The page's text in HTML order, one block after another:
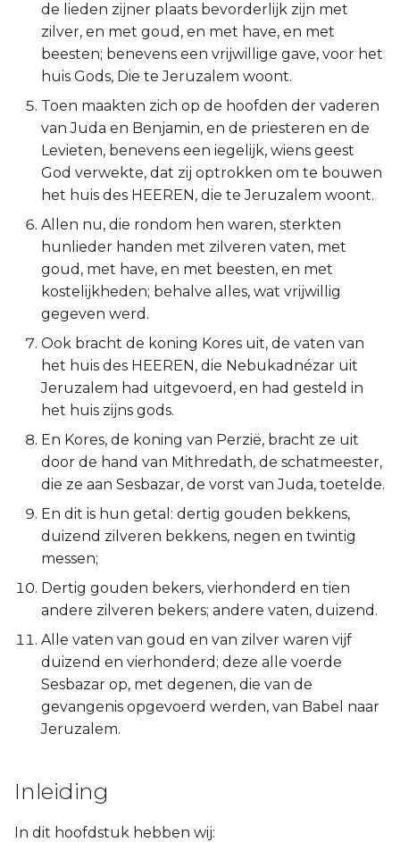
1 Thessalonicenzen
2 Thessalonicenzen
1 Timótheüs
2 Timótheüs
Titus
Filémon
Hebreeën
1 Petrus
2 Petrus
1 Johannes
2 Johannes
Judas
Openbaring
de lieden zijner plaats bevorderlijk zijn met
zilver, en met goud, en met have, en met
beesten; benevens een vrijwillige gave, voor het
huis Gods, Die te Jeruzalem woont.
Toen maakten zich op de hoofden der vaderen
van Juda en Benjamin, en de priesteren en de
Levieten, benevens een iegelijk, wiens geest
God verwekte, dat zij optrokken om te bouwen
het huis des HEEREN, die te Jeruzalem woont.
Allen nu, die rondom hen waren, sterkten
hunlieder handen met zilveren vaten, met
goud, met have, en met beesten, en met
kostelijkheden; behalve alles, wat vrijwillig
gegeven werd.
Ook bracht de koning Kores uit, de vaten van
het huis des HEEREN, die Nebukadnézar uit
Jeruzalem had uitgevoerd, en had gesteld in
het huis zijns gods.
En Kores, de koning van Perzië, bracht ze uit
door de hand van Mithredath, de schatmeester,
die ze aan Sesbazar, de vorst van Juda, toetelde.
En dit is hun getal: dertig gouden bekkens,
duizend zilveren bekkens, negen en twintig
messen;
Dertig gouden bekers, vierhonderd en tien
andere zilveren bekers; andere vaten, duizend.
Alle vaten van goud en van zilver waren vijf
duizend en vierhonderd; deze alle voerde
Sesbazar op, met degenen, die van de
gevangenis opgevoerd werden, van Babel naar
Jeruzalem.
Inleiding
In dit hoofdstuk hebben wij: